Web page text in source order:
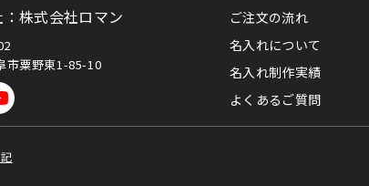
株式会社ロマン
市粟野東1-85-10
ご注文の流れ
名入れについて
名入れ制作実績
よくあるご質問